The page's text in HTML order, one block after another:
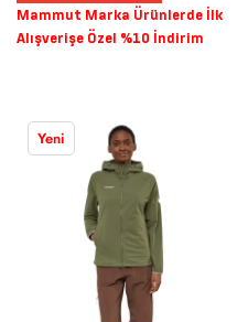
Mammut Marka Ürünlerde İlk
Alışverişe Özel %10 İndirim
Yeni